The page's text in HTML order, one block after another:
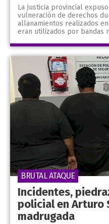
La Justicia provincial
vulneración de derechos
allanamientos realizados
eran utilizados por bandas
Incidentes,
policial en Arturo
madrugada
BRUTAL ATAQUE